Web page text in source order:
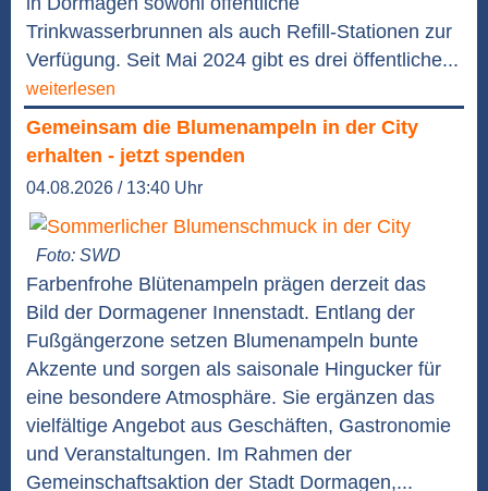
Trinkwasserbrunnen als auch Refill-Stationen zur
Verfügung. Seit Mai 2024 gibt es drei öffentliche...
weiterlesen
Gemeinsam die Blumenampeln in der City
erhalten - jetzt spenden
04.08.2026 / 13:40 Uhr
Foto: SWD
Farbenfrohe Blütenampeln prägen derzeit das
Bild der Dormagener Innenstadt. Entlang der
Fußgängerzone setzen Blumenampeln bunte
Akzente und sorgen als saisonale Hingucker für
eine besondere Atmosphäre. Sie ergänzen das
vielfältige Angebot aus Geschäften, Gastronomie
und Veranstaltungen. Im Rahmen der
Gemeinschaftsaktion der Stadt Dormagen,...